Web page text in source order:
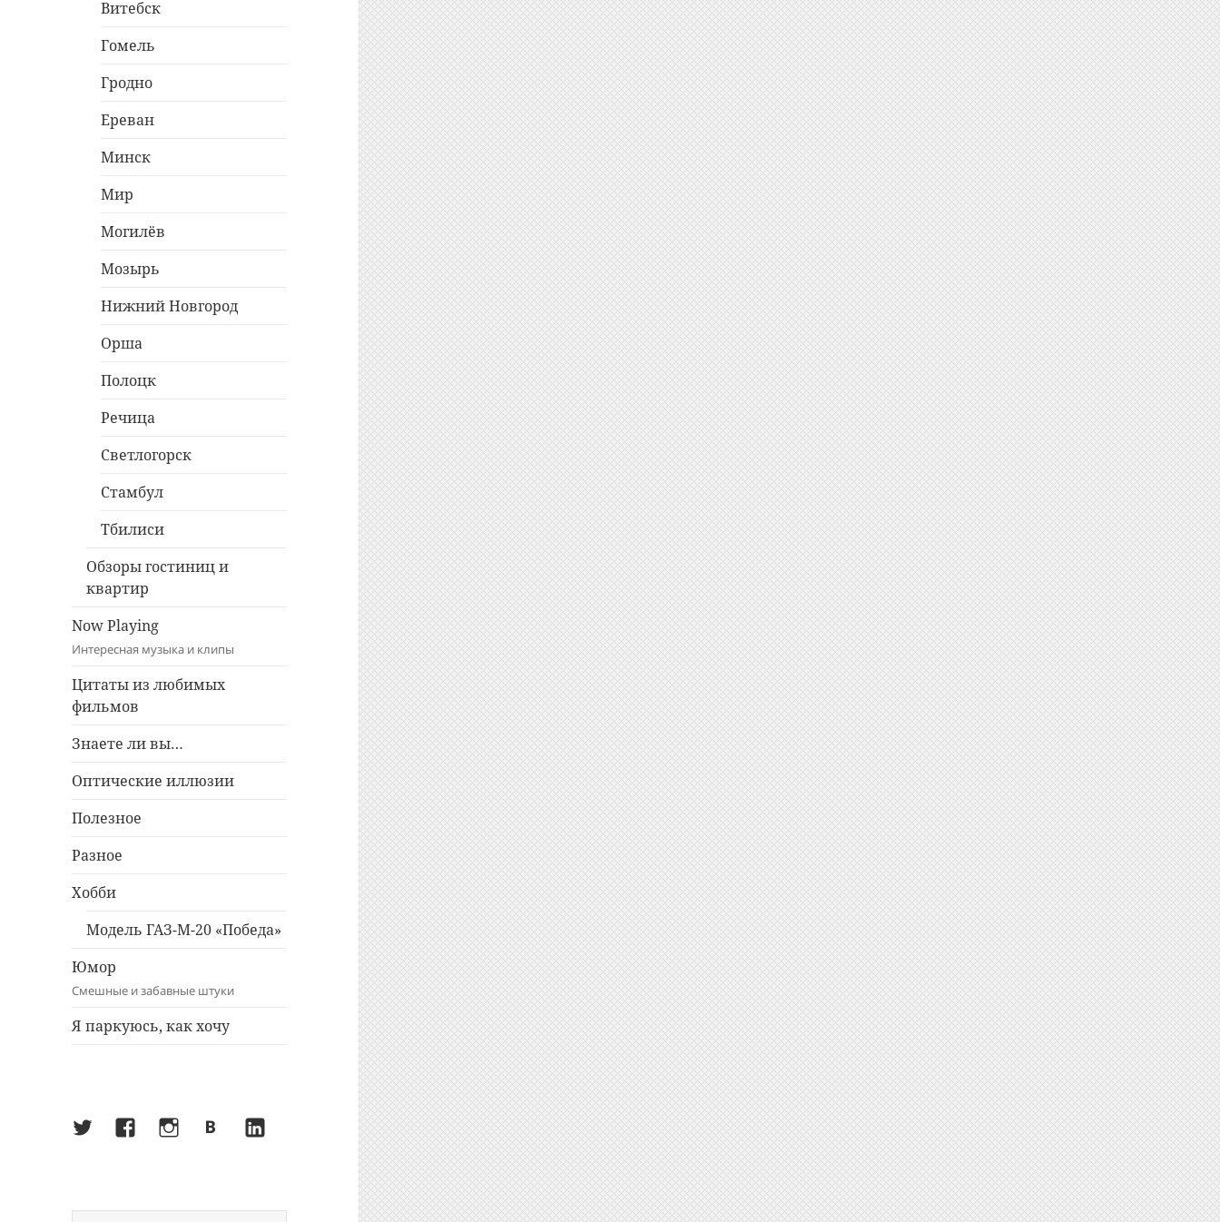
Витебск
Гомель
Гродно
Ереван
Минск
Мир
Могилёв
Мозырь
Нижний Новгород
Орша
Полоцк
Речица
Светлогорск
Стамбул
Тбилиси
Обзоры гостиниц и
квартир
Now Playing
Интересная музыка и клипы
Цитаты из любимых
фильмов
Знаете ли вы…
Оптические иллюзии
Полезное
Разное
Хобби
Модель ГАЗ-М-20 «Победа»
Юмор
Смешные и забавные штуки
Я паркуюсь, как хочу
TwitterFacebookInstagramВКонтакте
LinkedIn